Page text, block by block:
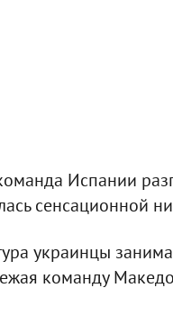
Испании
сенсационной
украинцы
команду